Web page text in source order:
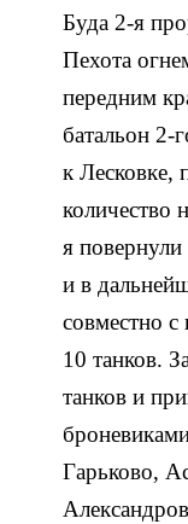
Буда 2-я
Пехота
передним
батальон 2-
к Лесковке,
количество
я
и в
совместно
10 танков.
танков и
Гарьково,